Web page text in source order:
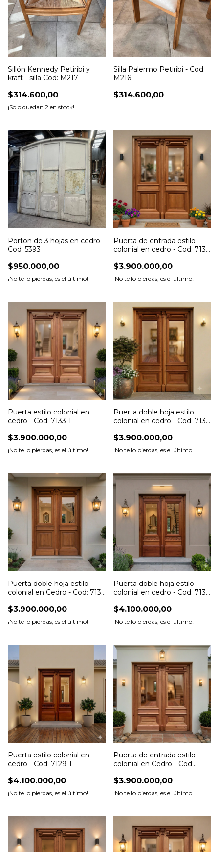
Sillón Kennedy Petiribi y
kraft - silla Cod: M217
$314.600,00
¡Solo quedan 2 en stock!
Silla Palermo Petiribi - Cod:
M216
$314.600,00
Porton de 3 hojas en cedro -
Cod: 5393
$950.000,00
¡No te lo pierdas, es el último!
Puerta de entrada estilo
colonial en cedro - Cod: 7135
$3.900.000,00
¡No te lo pierdas, es el último!
Puerta estilo colonial en
cedro - Cod: 7133 T
$3.900.000,00
¡No te lo pierdas, es el último!
Puerta doble hoja estilo
colonial en cedro - Cod: 7132
$3.900.000,00
¡No te lo pierdas, es el último!
Puerta doble hoja estilo
colonial en Cedro - Cod: 7131
$3.900.000,00
¡No te lo pierdas, es el último!
Puerta doble hoja estilo
colonial en cedro - Cod: 7130
$4.100.000,00
¡No te lo pierdas, es el último!
Puerta estilo colonial en
cedro - Cod: 7129 T
$4.100.000,00
¡No te lo pierdas, es el último!
Puerta de entrada estilo
colonial en Cedro - Cod:
$3.900.000,00
¡No te lo pierdas, es el último!